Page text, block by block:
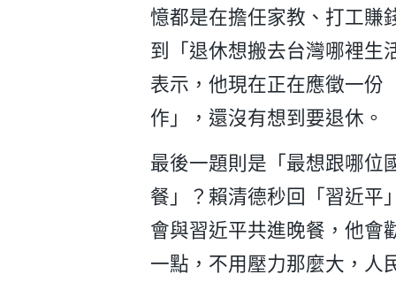
憶都是在擔任家教、打工賺
到「退休想搬去台灣哪裡生
表示，他現在正在應徵一份
作」，還沒有想到要退休。
最後一題則是「最想跟哪位
餐」？賴清德秒回「習近平
會與習近平共進晚餐，他會
一點，不用壓力那麼大，人